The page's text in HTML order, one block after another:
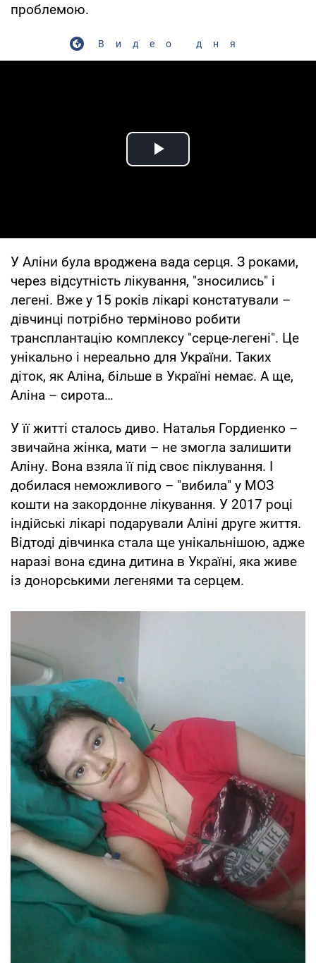
проблемою.
Видео дня
Play Video
У Аліни була вроджена вада серця. З роками,
через відсутність лікування, "зносились" і
легені. Вже у 15 років лікарі констатували –
дівчинці потрібно терміново робити
трансплантацію комплексу "серце-легені". Це
унікально і нереально для України. Таких
діток, як Аліна, більше в Україні немає. А ще,
Аліна – сирота…
У її житті сталось диво. Наталья Гордиенко –
звичайна жінка, мати – не змогла залишити
Аліну. Вона взяла її під своє піклування. І
добилася неможливого – "вибила" у МОЗ
кошти на закордонне лікування. У 2017 році
індійські лікарі подарували Аліні друге життя.
Відтоді дівчинка стала ще унікальнішою, адже
наразі вона єдина дитина в Україні, яка живе
із донорськими легенями та серцем.